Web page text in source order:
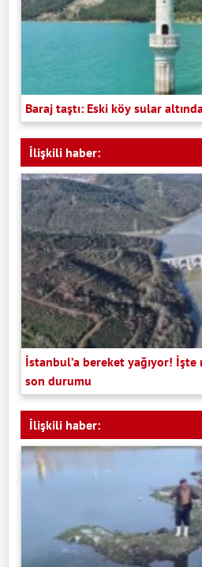
Baraj taştı: Eski köy sular
İlişkili haber:
İstanbul’a bereket yağıyor!
son durumu
İlişkili haber: